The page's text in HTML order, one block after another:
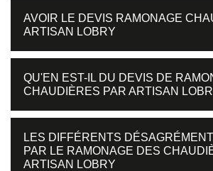
AVOIR LE DEVIS RAMONAGE
ARTISAN LOBRY
QU'EN EST-IL DU DEVIS DE
CHAUDIÈRES PAR ARTISAN
LES DIFFÉRENTS
PAR LE RAMONAGE DES
ARTISAN LOBRY